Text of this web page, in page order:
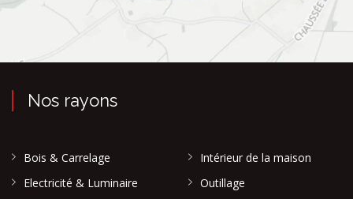
Nos rayons
Bois & Carrelage
Electricité & Luminaire
Intérieur de la maison
Outillage